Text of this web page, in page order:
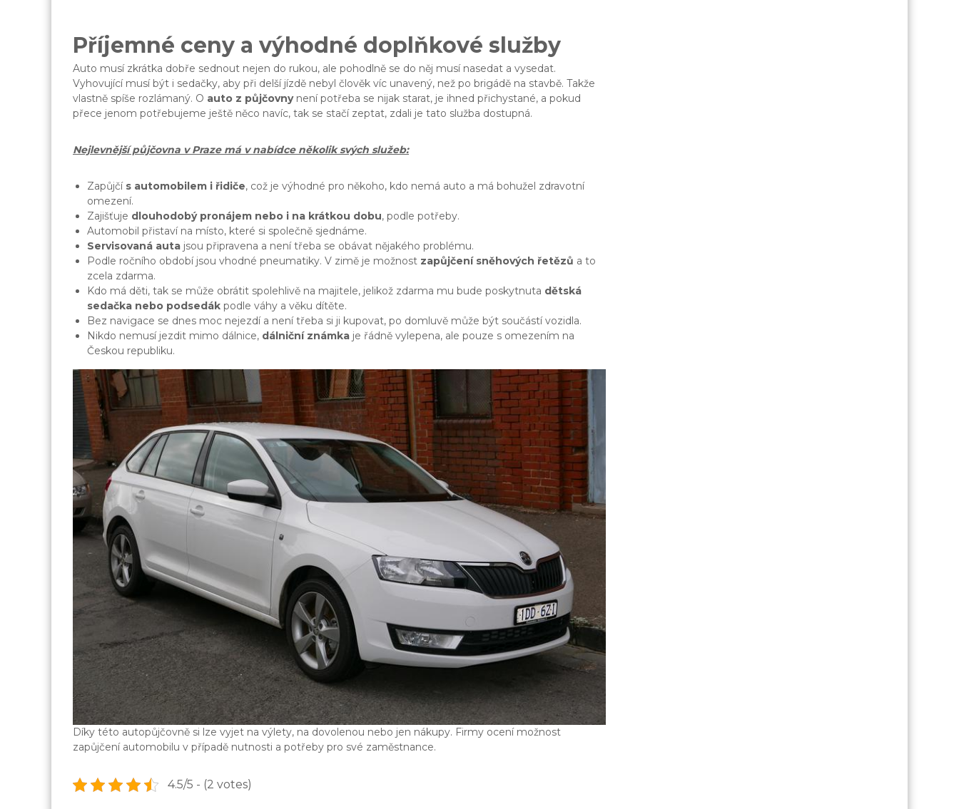
Příjemné ceny a výhodné doplňkové služby
Auto musí zkrátka dobře sednout nejen do rukou, ale pohodlně se do něj musí nasedat a vysedat.
Vyhovující musí být i sedačky, aby při delší jízdě nebyl člověk víc unavený, než po brigádě na stavbě. Takže
vlastně spíše rozlámaný. O auto z půjčovnynení potřeba se nijak starat, je ihned přichystané, a pokud
přece jenom potřebujeme ještě něco navíc, tak se stačí zeptat, zdali je tato služba dostupná.
Nejlevnější půjčovna v Praze má v nabídce několik svých služeb:
Zapůjčí s automobilem i řidiče, což je výhodné pro někoho, kdo nemá auto a má bohužel zdravotní
omezení.
Zajišťuje dlouhodobý pronájem nebo i na krátkou dobu, podle potřeby.
Automobil přistaví na místo, které si společně sjednáme.
Servisovaná auta jsou připravena a není třeba se obávat nějakého problému.
Podle ročního období jsou vhodné pneumatiky. V zimě je možnost zapůjčení sněhových řetězů a to
zcela zdarma.
Kdo má děti, tak se může obrátit spolehlivě na majitele, jelikož zdarma mu bude poskytnuta dětská
sedačka nebo podsedák podle váhy a věku dítěte.
Bez navigace se dnes moc nejezdí a není třeba si ji kupovat, po domluvě může být součástí vozidla.
Nikdo nemusí jezdit mimo dálnice, dálniční známka je řádně vylepena, ale pouze s omezením na
Českou republiku.
Díky této autopůjčovně si lze vyjet na výlety, na dovolenou nebo jen nákupy. Firmy ocení možnost
zapůjčení automobilu v případě nutnosti a potřeby pro své zaměstnance.
4.5/5 - (2 votes)